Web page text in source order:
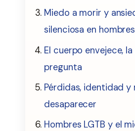
Miedo a morir y
silenciosa en hombres
El cuerpo envejece,
pregunta
Pérdidas, identidad y
desaparecer
Hombres LGTB y el